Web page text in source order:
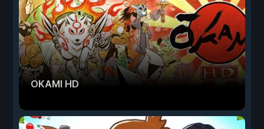
OKAMI HD